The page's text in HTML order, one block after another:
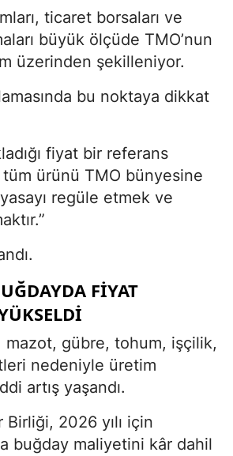
ticaret borsaları ve
büyük ölçüde TMO’nun
üzerinden şekilleniyor.
bu noktaya dikkat
fiyat bir referans
tüm ürünü TMO bünyesine
regüle etmek ve
FİYAT
mazot, gübre, tohum, işçilik,
nedeniyle üretim
artış yaşandı.
2026 yılı için
buğday maliyetini kâr dahil